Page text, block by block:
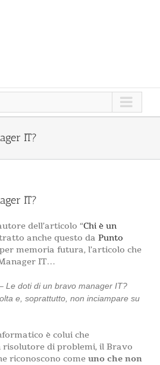
IT?
IT?
dell’articolo “Chi è un
anche questo da Punto
memoria futura, l’articolo che
IT…
Le doti di un bravo manager IT?
e, soprattutto, non inciampare su
è colui che
risolutore di problemi, il Bravo
riconoscono come uno che non